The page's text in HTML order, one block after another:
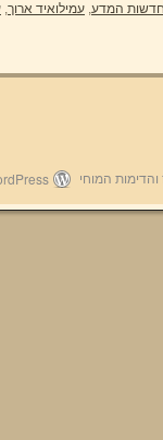
חדשות המדע, עמילואיד ארוך,